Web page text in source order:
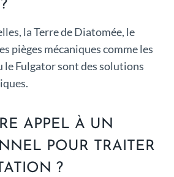
la Terre de Diatomée, le
pièges mécaniques comme les
le Fulgator sont des solutions
APPEL À UN
POUR TRAITER
?